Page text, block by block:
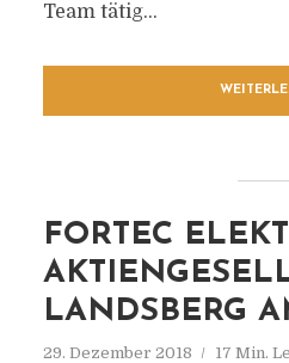
Team tätig...
FORTEC
LANDSBERG
29. Dezember 2018 17 Min.